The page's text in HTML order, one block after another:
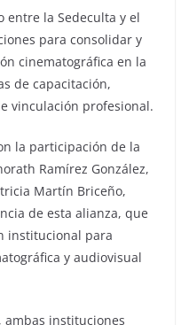
entre la Sedeculta y el
para consolidar y
cinematográfica en la
de capacitación,
vinculación profesional.
la participación de la
Ramírez González,
Martín Briceño,
de esta alianza, que
institucional para
y audiovisual
ambas instituciones